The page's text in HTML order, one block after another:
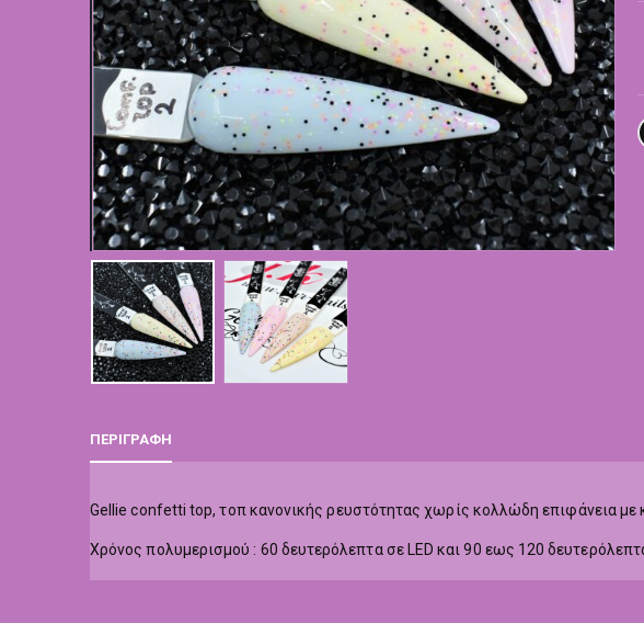
ΠΕΡΙΓΡΑΦΉ
Gellie confetti top, τοπ κανονικής ρευστότητας χωρίς κολλώδη επιφάνεια
Χρόνος πολυμερισμού : 60 δευτερόλεπτα σε LED και 90 εως 120